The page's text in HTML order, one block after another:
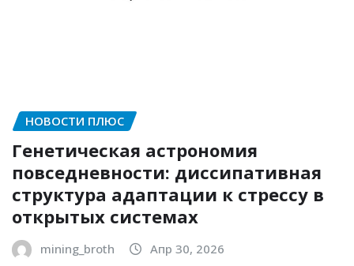
НОВОСТИ ПЛЮС
Генетическая астрономия
повседневности: диссипативная
структура адаптации к стрессу в
открытых системах
mining_broth Апр 30, 2026